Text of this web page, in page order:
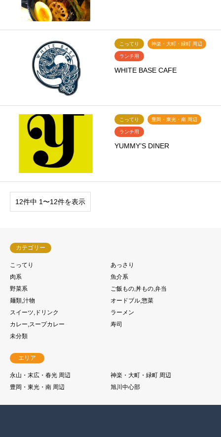
こってり 神楽・大町・緑町 周辺
ランチ用
WHITE BASE CAFE
こってり 豊岡・東光・南 周辺
ランチ用
YUMMY’S DINER
12件中 1〜12件を表示
カテゴリー
こってり
あっさり
肉系
魚介系
野菜系
ご飯もの,丼もの,弁当
麺類,汁物
オードブル,惣菜
スイーツ,ドリンク
ラーメン
カレー,スープカレー
寿司
未分類
エリア
永山・末広・春光 周辺
神楽・大町・緑町 周辺
豊岡・東光・南 周辺
旭川中心部